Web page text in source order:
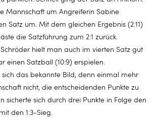
Mannschaft um Angreiferin Sabine
Satz um. Mit dem gleichen Ergebnis (2:11)
die Satzführung zum 2:1 zurück.
hielt man auch im vierten Satz gut
einen Satzball (10:9) erspielen.
das bekannte Bild, denn einmal mehr
nicht, die entscheidenden Punkte zu
sicherte sich durch drei Punkte in Folge den
den 1:3-Sieg.